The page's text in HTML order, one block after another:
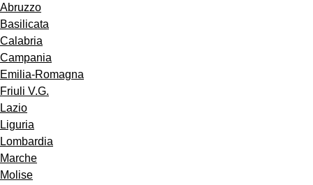
Abruzzo
Basilicata
Calabria
Campania
Emilia-Romagna
Friuli V.G.
Lazio
Liguria
Lombardia
Marche
Molise